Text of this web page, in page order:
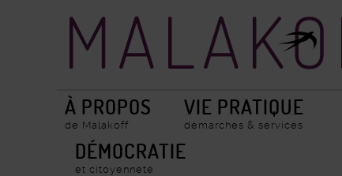
Malakoff
À PROPOS
de Malakoff
VIE PRATIQUE
démarches & services
DÉMOCRATIE
et citoyenneté